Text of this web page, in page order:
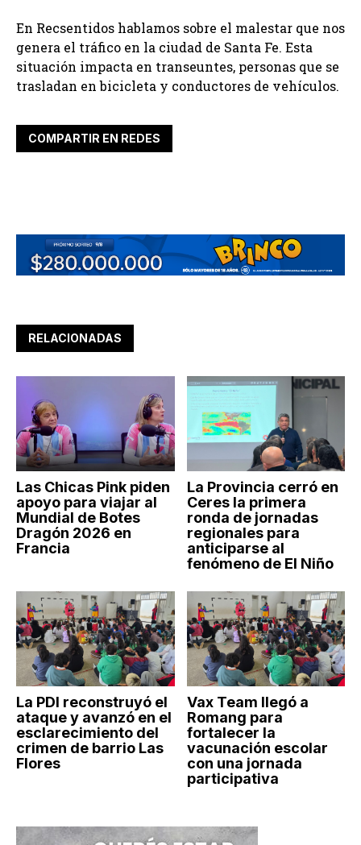
En Recsentidos hablamos sobre el malestar que nos
genera el tráfico en la ciudad de Santa Fe. Esta
situación impacta en transeuntes, personas que se
trasladan en bicicleta y conductores de vehículos.
COMPARTIR EN REDES
RELACIONADAS
Las Chicas Pink piden
apoyo para viajar al
Mundial de Botes
Dragón 2026 en
Francia
La Provincia cerró en
Ceres la primera
ronda de jornadas
regionales para
anticiparse al
fenómeno de El Niño
La PDI reconstruyó el
ataque y avanzó en el
esclarecimiento del
crimen de barrio Las
Flores
Vax Team llegó a
Romang para
fortalecer la
vacunación escolar
con una jornada
participativa